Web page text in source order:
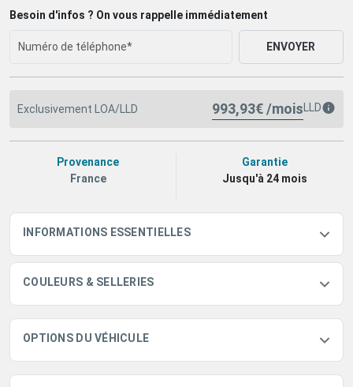
Besoin d'infos ? On vous rappelle immédiatement
ENVOYER
Exclusivement LOA/LLD LLD
993,93€ /mois
Provenance
France
Garantie
Jusqu'à 24 mois
INFORMATIONS ESSENTIELLES
COULEURS & SELLERIES
OPTIONS DU VÉHICULE